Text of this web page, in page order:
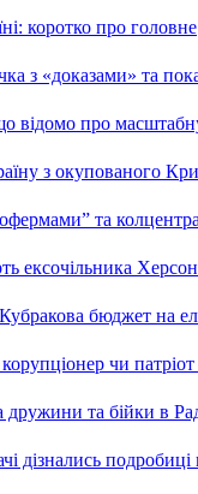
коротко про головне
з «доказами» та
відомо про
з окупованого
та
ексочільника
бюджет на
чи
дружини та бійки в
подробиці